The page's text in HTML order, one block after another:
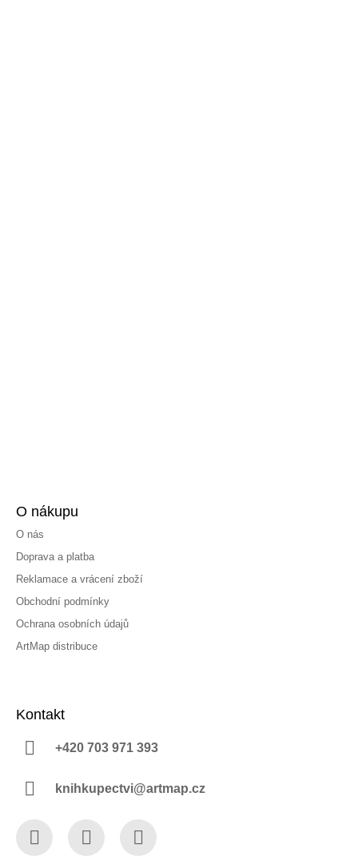
O nákupu
O nás
Doprava a platba
Reklamace a vrácení zboží
Obchodní podmínky
Ochrana osobních údajů
ArtMap distribuce
Kontakt
+420 703 971 393
knihkupectvi@artmap.cz